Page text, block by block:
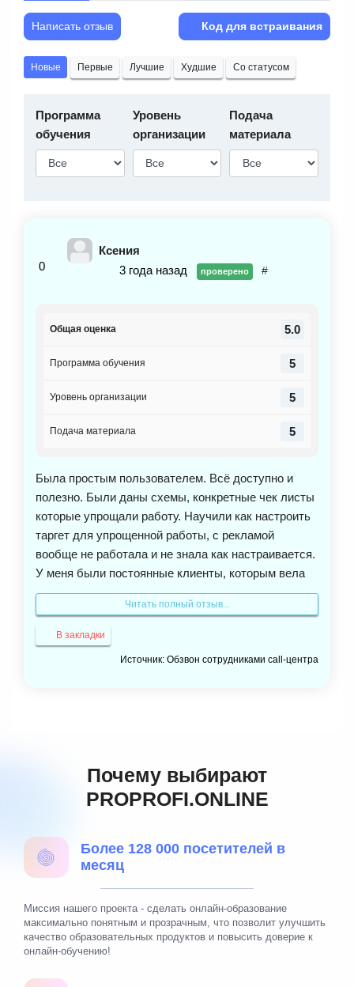
Написать отзыв Код для встраивания
Новые Первые Лучшие Худшие Со статусом
Программа
обучения
Уровень
организации
Подача
материала
0
Ксения
3 года назад
проверено #
5.0
Общая оценка
5
Программа обучения
5
Уровень организации
5
Подача материала
Была простым пользователем. Всё доступно и
полезно. Были даны схемы, конкретные чек листы
которые упрощали работу. Научили как настроить
таргет для упрощенной работы, с рекламой
вообще не работала и не знала как настраивается.
У меня были постоянные клиенты, которым вела
инстаграм. Меня устраивал гибкий график работы
и то что работала дома, это были плюсы.
Результатом я была довольна. Потом перестал
работать инстаграм и я решила основательно уйти
в другую сферу. Сейчас я поступила на психолога,
психологии и развивать свою страницу. Курс
запомнился шаблонами которые можно
работали с живыми людьми сразу во время
обучения и не надо было искать после курса.
Была включенность во время обучения и хорошая
Читать полный отзыв...
В закладки
Источник: Обзвон сотрудниками call-центра
Почему выбирают
PROPROFI.ONLINE
Более 128 000 посетителей в
месяц
Миссия нашего проекта - сделать онлайн-образование
максимально понятным и прозрачным, что позволит улучшить
качество образовательных продуктов и повысить доверие к
онлайн-обучению!